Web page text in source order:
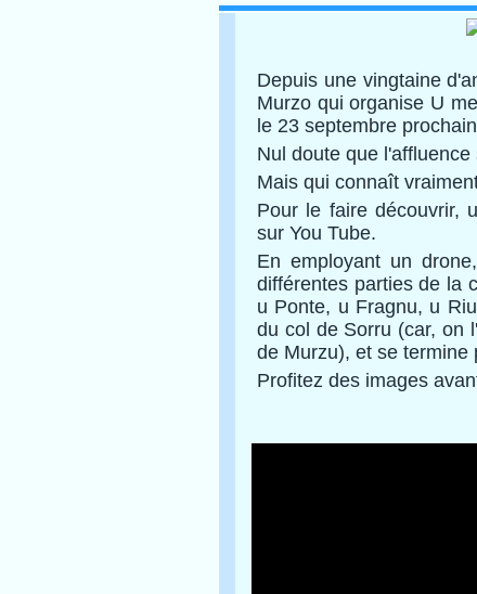
Depuis une vingtaine
Murzo qui organise U
le 23 septembre
Nul doute que
Mais qui connaît
Pour le faire découvrir,
sur You Tube.
En employant un
différentes parties de la
u Ponte, u Fragnu, u
du col de Sorru (car, on
de Murzu), et se termine
Profitez des images